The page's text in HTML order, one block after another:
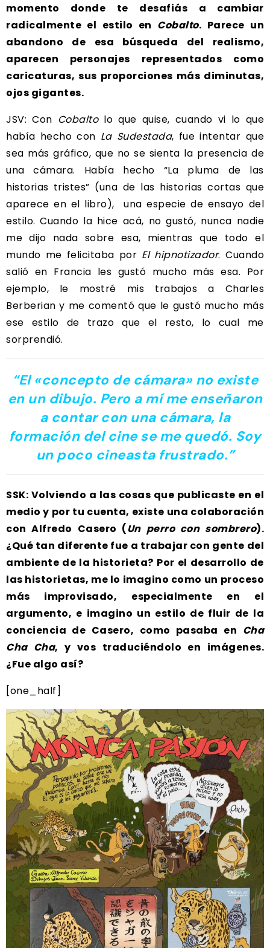
momento donde te desafiás a cambiar
radicalmente el estilo en Cobalto. Parece un
abandono de esa búsqueda del realismo,
aparecen personajes representados como
caricaturas, sus proporciones más diminutas,
ojos gigantes.
JSV: Con Cobalto lo que quise, cuando vi lo que
había hecho con La Sudestada, fue intentar que
sea más gráfico, que no se sienta la presencia de
una cámara. Había hecho “La pluma de las
historias tristes” (una de las historias cortas que
aparece en el libro), una especie de ensayo del
estilo. Cuando la hice acá, no gustó, nunca nadie
me dijo nada sobre esa, mientras que todo el
mundo me felicitaba por El hipnotizador. Cuando
salió en Francia les gustó mucho más esa. Por
ejemplo, le mostré mis trabajos a Charles
Berberian y me comentó que le gustó mucho más
ese estilo de trazo que el resto, lo cual me
sorprendió.
“El «concepto de cámara» no existe
en un dibujo. Pero a mí me enseñaron
a contar con una cámara, la
formación del cine se me quedó. Soy
un poco cineasta frustrado.”
SSK: Volviendo a las cosas que publicaste en el
medio y por tu cuenta, existe una colaboración
con Alfredo Casero (Un perro con sombrero).
¿Qué tan diferente fue a trabajar con gente del
ambiente de la historieta? Por el desarrollo de
las historietas, me lo imagino como un proceso
más improvisado, especialmente en el
argumento, e imagino un estilo de fluir de la
conciencia de Casero, como pasaba en Cha
Cha Cha, y vos traduciéndolo en imágenes.
¿Fue algo así?
[one_half]